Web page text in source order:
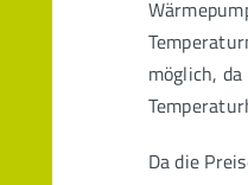
möglich,
Da die